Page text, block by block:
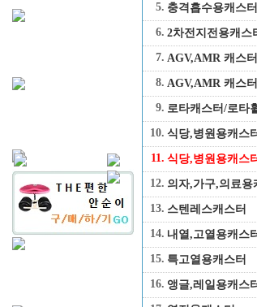
5. 충격흡수용캐스터
6. 2차전지전용캐스
7. AGV,AMR 캐스
8. AGV,AMR 캐스
9. 로타캐스터/로타
10. 식당,병원용캐스
11. 식당,병원용캐스
12. 의자,가구,의료용
13. 스텐레스캐스터
14. 내열,고열용캐스
15. 특고열용캐스터
16. 앵글,레일용캐스